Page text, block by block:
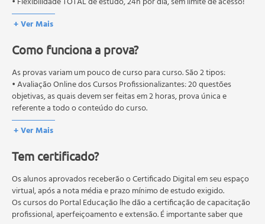
Tempo de Duração do Ciclo Celular
Fundamentos da Reprodução Celular
Regulação do Ciclo Celular
Células Cancerosas: Desrespeito aos Controles de
Proliferação e Sobrevivência
Genes Supressores Tumorais
Citologia do Colo Uterino
HPV (Papiloma Vírus Humano)
Conceito de HPV
Introdução à Neoplasia Intraepitelial Cervical (NIC)
Características Clínicas da NIC
Diagnóstico e Classificação da NIC
Sistema Bethesda de 2001
Citologia Diagnóstica da Cavidade Oral
+ Ver Mais
Como funciona a prova?
As provas variam um pouco de curso para curso. São 2 tipos:
• Avaliação Online dos Cursos Profissionalizantes: 20 questões
objetivas, as quais devem ser feitas em 2 horas, prova única e
referente a todo o conteúdo do curso.
• Avaliação Online dos Cursos Livres: 10 questões objetivas, as quais
devem ser feitas em 1 hora, prova única e referente a todo o
Os estudos, atividades e avaliações devem ser feitos dentro do
A média final deve ser igual ou superior a 60%para a conclusão e
recebimento do certificado digital do curso. Em caso de reprovação,
o aluno poderá realizar novamente a prova dentro do período do
curso quantas vezes desejar. Os cursos gratuitos não possuem nova
+ Ver Mais
Tem certificado?
Os alunos aprovados receberão o Certificado Digital em seu espaço
virtual, após a nota média e prazo mínimo de estudo exigido.
Os cursos do Portal Educação lhe dão a certificação de capacitação
profissional, aperfeiçoamento e extensão. É importante saber que